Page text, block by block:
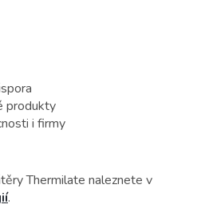
produkty
i firmy
Thermilate naleznete v
.